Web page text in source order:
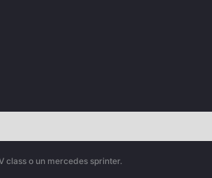
class o un mercedes sprinter.